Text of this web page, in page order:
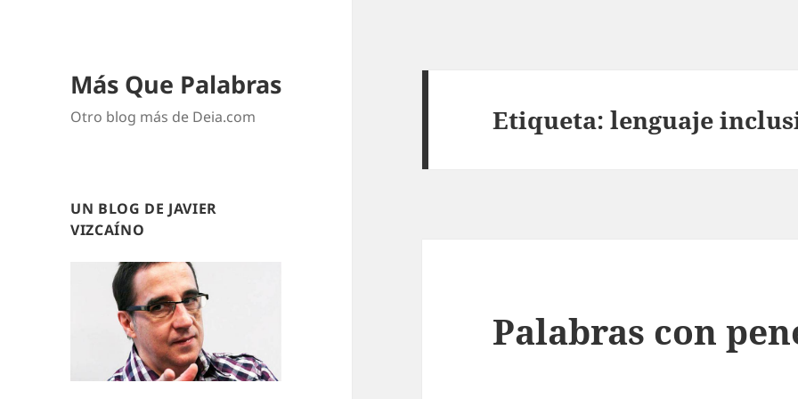
Más Que Palabras
Otro blog más de Deia.com
UN BLOG DE JAVIER
VIZCAÍNO
Etiqueta:lenguaje
Palabras con